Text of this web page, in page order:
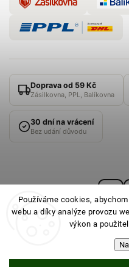
Používáme cookies,
webu a díky analýze provozu
výkon a
Doprava od 59 Kč
Zásilkovna, PPL, Balíkovna
30 dní na vrácení
Bez udání důvodu
PONOŽKOVNA